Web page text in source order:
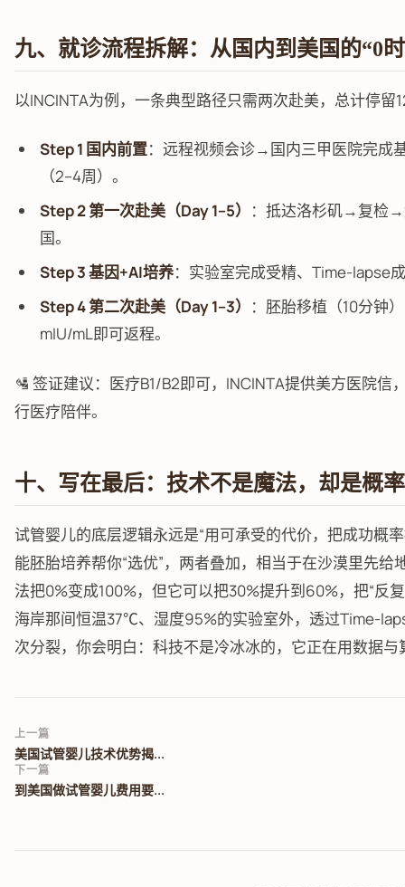
九、就诊流程拆解：从国内到美国的“0
以INCINTA为例，一条典型路径只需两次赴美，总计停留
Step 1 国内前置：远程视频会诊→国内三甲医院完成
（2–4周）。
Step 2 第一次赴美（Day 1–5）
：抵达洛杉矶→复检
国。
Step 3 基因+AI培养：实验室完成受精、Time-lapse
Step 4 第二次赴美（Day 1–3）
：胚胎移植（10分钟
mIU/mL即可返程。
🛂 签证建议：医疗B1/B2即可，INCINTA提供美方医院
行医疗陪伴。
十、写在最后：技术不是魔法，却是概
试管婴儿的底层逻辑永远是“用可承受的代价，把成功概
能胚胎培养帮你“选优”，两者叠加，相当于在沙漠里先
法把0%变成100%，但它可以把30%提升到60%，把“反
海岸那间恒温37℃、湿度95%的实验室外，透过Time-
次分裂，你会明白：科技不是冷冰冰的，它正在用数据
上一篇
美国试管婴儿技术优势揭...
下一篇
到美国做试管婴儿费用要...